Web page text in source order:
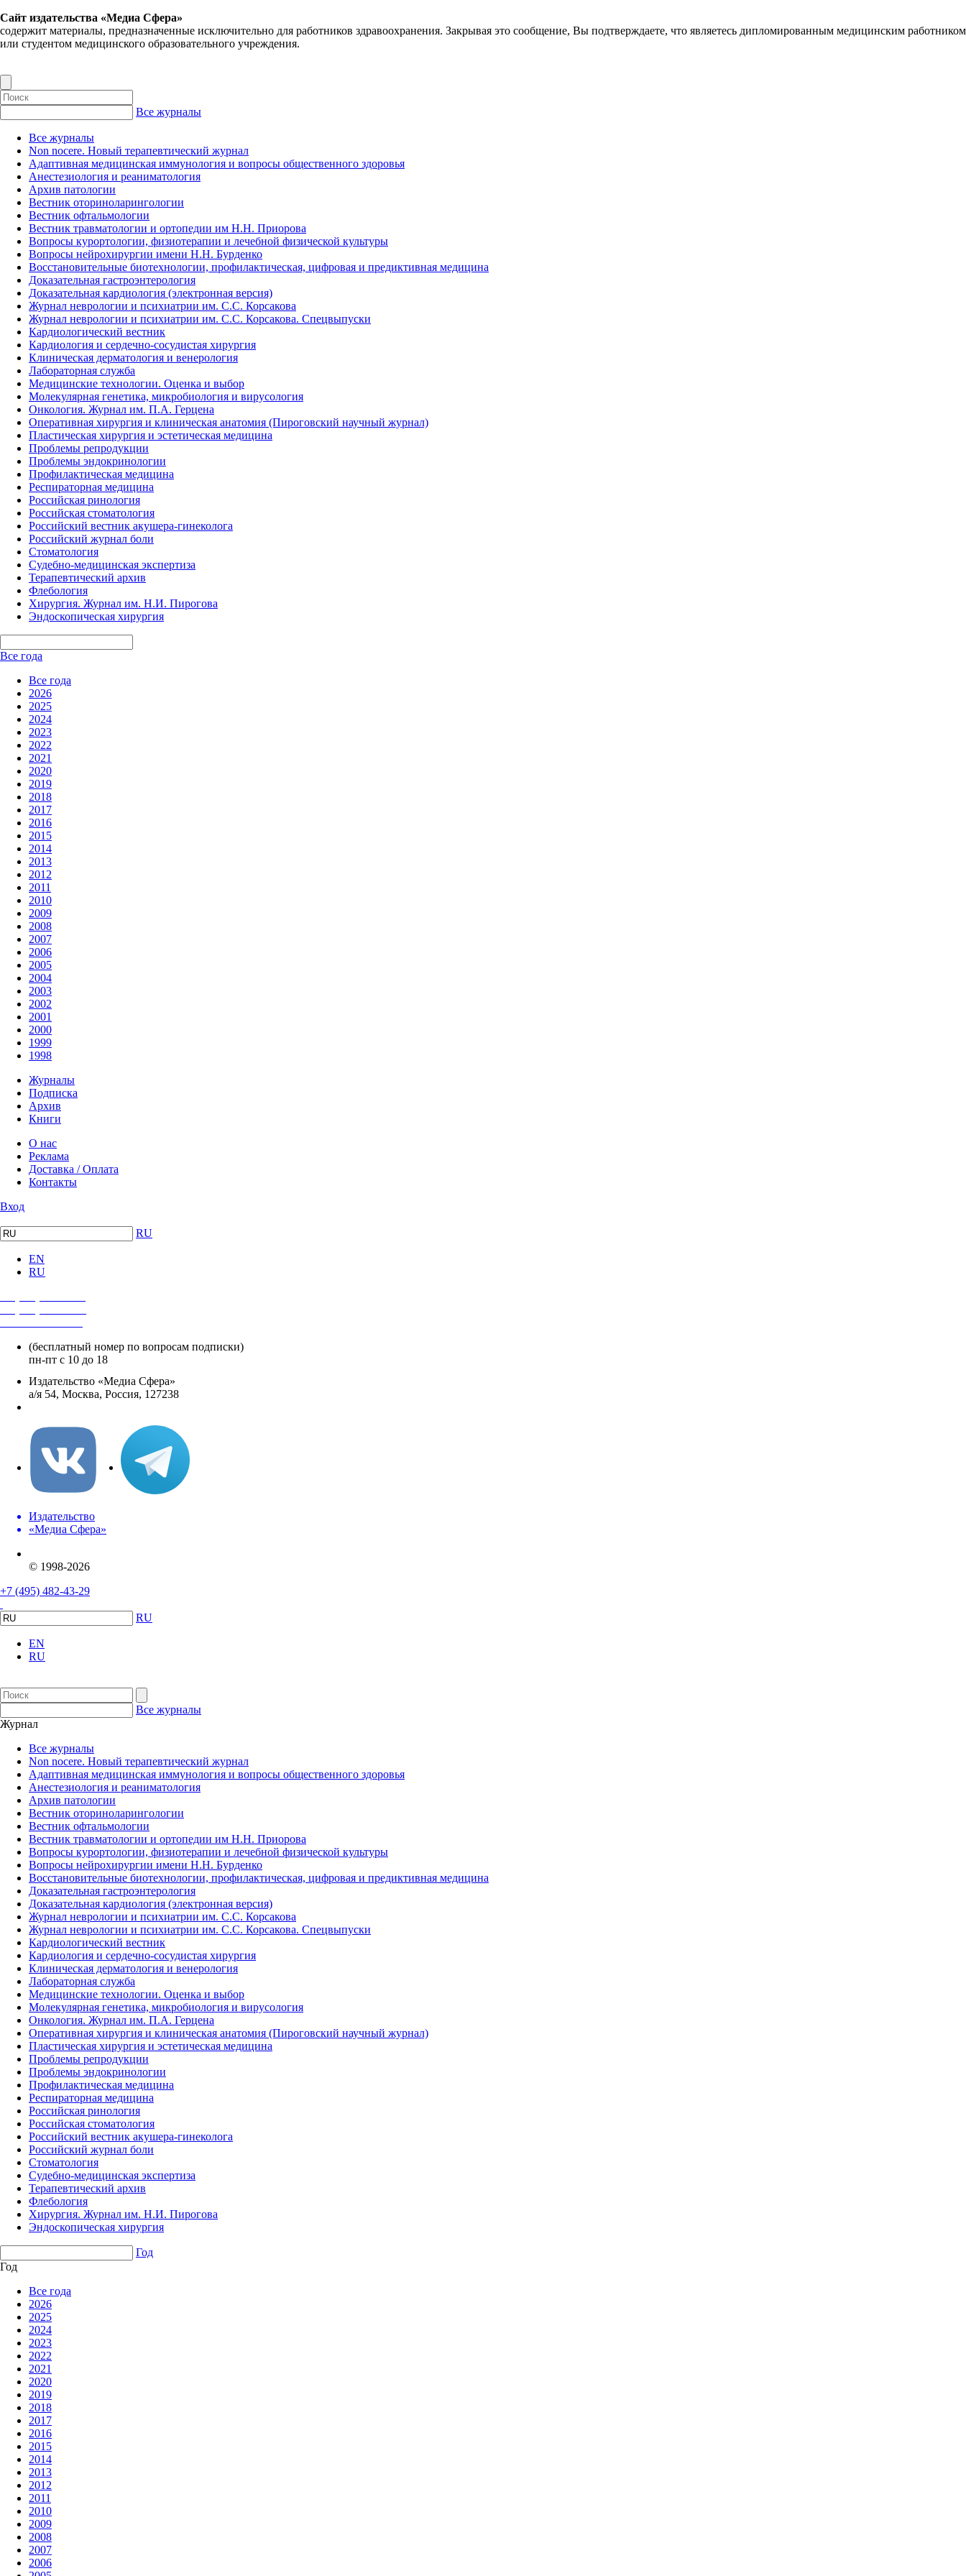
Сайт издательства «Медиа Сфера»
содержит материалы, предназначенные исключительно для работников здравоохранения. Закрывая это сообщение, Вы подтверждаете, что являетесь дипломированным медицинским работником
или студентом медицинского образовательного учреждения.
Все журналы
Все журналы
Non nocere. Новый терапевтический журнал
Адаптивная медицинская иммунология и вопросы общественного здоровья
Анестезиология и реаниматология
Архив патологии
Вестник оториноларингологии
Вестник офтальмологии
Вестник травматологии и ортопедии им Н.Н. Приорова
Вопросы курортологии, физиотерапии и лечебной физической культуры
Вопросы нейрохирургии имени Н.Н. Бурденко
Восстановительные биотехнологии, профилактическая, цифровая и предиктивная медицина
Доказательная гастроэнтерология
Доказательная кардиология (электронная версия)
Журнал неврологии и психиатрии им. С.С. Корсакова
Журнал неврологии и психиатрии им. С.С. Корсакова. Спецвыпуски
Кардиологический вестник
Кардиология и сердечно-сосудистая хирургия
Клиническая дерматология и венерология
Лабораторная служба
Медицинские технологии. Оценка и выбор
Молекулярная генетика, микробиология и вирусология
Онкология. Журнал им. П.А. Герцена
Оперативная хирургия и клиническая анатомия (Пироговский научный журнал)
Пластическая хирургия и эстетическая медицина
Проблемы репродукции
Проблемы эндокринологии
Профилактическая медицина
Респираторная медицина
Российская ринология
Российская стоматология
Российский вестник акушера-гинеколога
Российский журнал боли
Стоматология
Судебно-медицинская экспертиза
Терапевтический архив
Флебология
Хирургия. Журнал им. Н.И. Пирогова
Эндоскопическая хирургия
Все года
Все года
2026
2025
2024
2023
2022
2021
2020
2019
2018
2017
2016
2015
2014
2013
2012
2011
2010
2009
2008
2007
2006
2005
2004
2003
2002
2001
2000
1999
1998
Журналы
Подписка
Архив
Книги
О нас
Реклама
Доставка / Оплата
Контакты
Вход
RU
EN
RU
(бесплатный номер по вопросам подписки)
пн-пт с 10 до 18
Издательство «Медиа Сфера»
а/я 54, Москва, Россия, 127238
Издательство
«Медиа Сфера»
© 1998-2026
+7 (495) 482-43-29
RU
EN
RU
Все журналы
Журнал
Все журналы
Non nocere. Новый терапевтический журнал
Адаптивная медицинская иммунология и вопросы общественного здоровья
Анестезиология и реаниматология
Архив патологии
Вестник оториноларингологии
Вестник офтальмологии
Вестник травматологии и ортопедии им Н.Н. Приорова
Вопросы курортологии, физиотерапии и лечебной физической культуры
Вопросы нейрохирургии имени Н.Н. Бурденко
Восстановительные биотехнологии, профилактическая, цифровая и предиктивная медицина
Доказательная гастроэнтерология
Доказательная кардиология (электронная версия)
Журнал неврологии и психиатрии им. С.С. Корсакова
Журнал неврологии и психиатрии им. С.С. Корсакова. Спецвыпуски
Кардиологический вестник
Кардиология и сердечно-сосудистая хирургия
Клиническая дерматология и венерология
Лабораторная служба
Медицинские технологии. Оценка и выбор
Молекулярная генетика, микробиология и вирусология
Онкология. Журнал им. П.А. Герцена
Оперативная хирургия и клиническая анатомия (Пироговский научный журнал)
Пластическая хирургия и эстетическая медицина
Проблемы репродукции
Проблемы эндокринологии
Профилактическая медицина
Респираторная медицина
Российская ринология
Российская стоматология
Российский вестник акушера-гинеколога
Российский журнал боли
Стоматология
Судебно-медицинская экспертиза
Терапевтический архив
Флебология
Хирургия. Журнал им. Н.И. Пирогова
Эндоскопическая хирургия
Год
Год
Все года
2026
2025
2024
2023
2022
2021
2020
2019
2018
2017
2016
2015
2014
2013
2012
2011
2010
2009
2008
2007
2006